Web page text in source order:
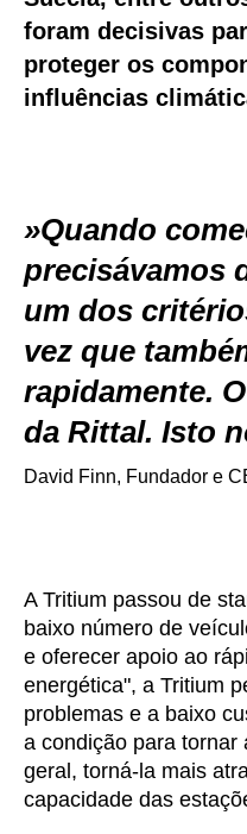
foram decisivas
proteger os
influências
Quando
precisávamos
um dos
vez que
rapidamente.
da Rittal. Isto
David Finn, Fundador e
A Tritium passou de
baixo número de
e oferecer apoio ao
energética", a Tritium
problemas e a baixo
a condição para tornar
geral, torná-la mais
capacidade das